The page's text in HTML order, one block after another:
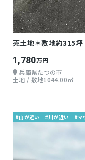
売土地＊敷地約315坪
1,780万円
兵庫県たつの市
土地 / 敷地1044.00㎡
#山が近い #川が近い #マ